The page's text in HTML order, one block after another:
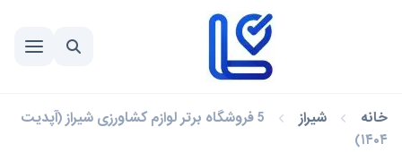
خانه شیراز
5 فروشگاه برتر لوازم کشاورزی شیراز (آپدیت
۱۴۰۴)